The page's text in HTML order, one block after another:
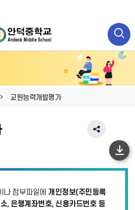
교원능력개발평가
SNS
역
치
기
나 첨부파일에 개인정보(주민등록
, 은행계좌번호, 신용카드번호 등
하
단